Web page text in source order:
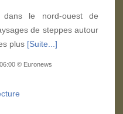
le nord-ouest de
de steppes autour
plus [Suite...]
© Euronews